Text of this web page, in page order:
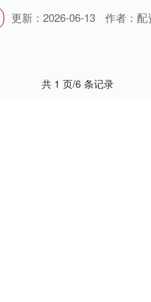
更新：2026-06-13
作者：配
共 1 页/6 条记录